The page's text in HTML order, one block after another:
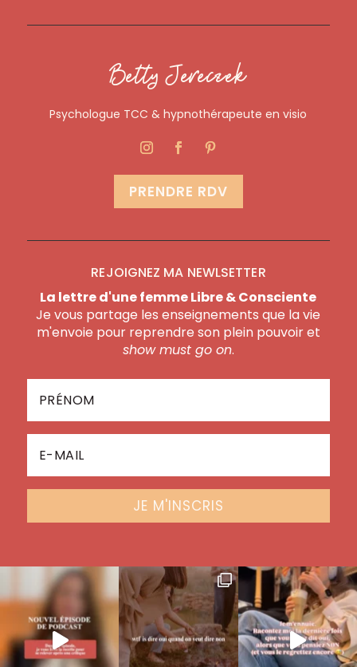
Betty Jereczek
Psychologue TCC & hypnothérapeute en visio
PRENDRE RDV
REJOIGNEZ MA NEWLSETTER
La lettre d'une femme Libre & Consciente
Je vous partage les enseignements que la vie
m'envoie pour reprendre son plein pouvoir et
show must go on.
JE M'INSCRIS